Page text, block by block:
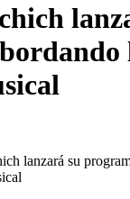
lanzará su